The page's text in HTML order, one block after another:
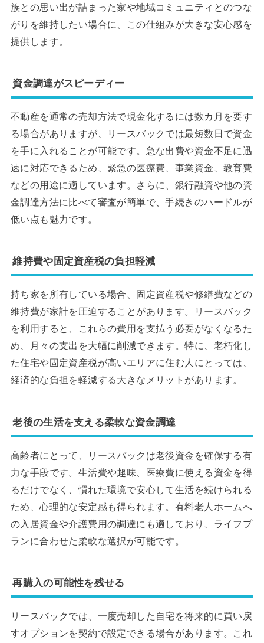
族との思い出が詰まった家や地域コミュニティとのつな
がりを維持したい場合に、この仕組みが大きな安心感を
提供します。
資金調達がスピーディー
不動産を通常の売却方法で現金化するには数カ月を要す
る場合がありますが、リースバックでは最短数日で資金
を手に入れることが可能です。急な出費や資金不足に迅
速に対応できるため、緊急の医療費、事業資金、教育費
などの用途に適しています。さらに、銀行融資や他の資
金調達方法に比べて審査が簡単で、手続きのハードルが
低い点も魅力です。
維持費や固定資産税の負担軽減
持ち家を所有している場合、固定資産税や修繕費などの
維持費が家計を圧迫することがあります。リースバック
を利用すると、これらの費用を支払う必要がなくなるた
め、月々の支出を大幅に削減できます。特に、老朽化し
た住宅や固定資産税が高いエリアに住む人にとっては、
経済的な負担を軽減する大きなメリットがあります。
老後の生活を支える柔軟な資金調達
高齢者にとって、リースバックは老後資金を確保する有
力な手段です。生活費や趣味、医療費に使える資金を得
るだけでなく、慣れた環境で安心して生活を続けられる
ため、心理的な安定感も得られます。有料老人ホームへ
の入居資金や介護費用の調達にも適しており、ライフプ
ランに合わせた柔軟な選択が可能です。
再購入の可能性を残せる
リースバックでは、一度売却した自宅を将来的に買い戻
すオプションを契約で設定できる場合があります。これ